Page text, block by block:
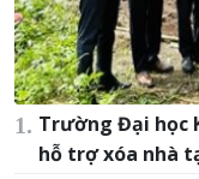
Trường Đại học
hỗ trợ xóa nhà